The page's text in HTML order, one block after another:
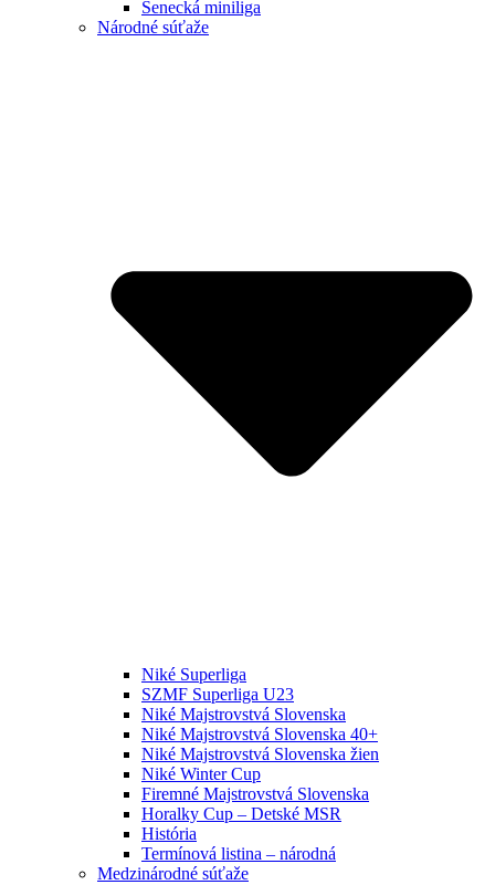
Senecká miniliga
Národné súťaže
Niké Superliga
SZMF Superliga U23
Niké Majstrovstvá Slovenska
Niké Majstrovstvá Slovenska 40+
Niké Majstrovstvá Slovenska žien
Niké Winter Cup
Firemné Majstrovstvá Slovenska
Horalky Cup – Detské MSR
História
Termínová listina – národná
Medzinárodné súťaže